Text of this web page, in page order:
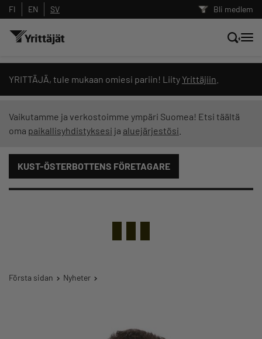
Bli medlem
FI EN SV
YRITTÄJÄ, tule mukaan omiesi pariin! Liity Yrittäjiin
Vaikutamme ja verkostoimme ympäri Suomea! Etsi täältä
oma paikallisyhdistyksesi ja aluejärjestösi
KUST-ÖSTERBOTTENS FÖRETAGARE
Första sidan Nyheter
Sök nyheter, innehåll och utbildningar
Innehållstyp: alla